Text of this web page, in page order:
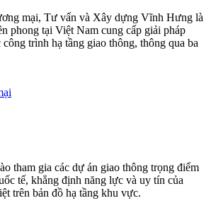
mại, Tư vấn và Xây dựng Vĩnh Hưng là
phong tại Việt Nam cung cấp giải pháp
công trình hạ tầng giao thông, thông qua ba
tham gia các dự án giao thông trọng điểm
tế, khẳng định năng lực và uy tín của
trên bản đồ hạ tầng khu vực.